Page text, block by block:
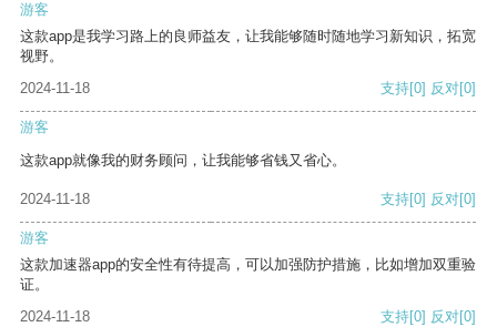
游客
这款app是我学习路上的良师益友，让我能够随时随地学习新知识，拓宽
视野。
2024-11-18
支持[0] 反对[0]
游客
这款app就像我的财务顾问，让我能够省钱又省心。
2024-11-18 支持[0] 反对[0]
游客
这款加速器app的安全性有待提高，可以加强防护措施，比如增加双重验
证。
2024-11-18
支持[0] 反对[0]